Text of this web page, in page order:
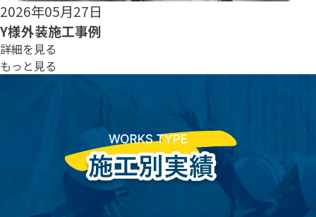
2026年05月25日
S様外装施工事例
詳細を見る
もっと見る